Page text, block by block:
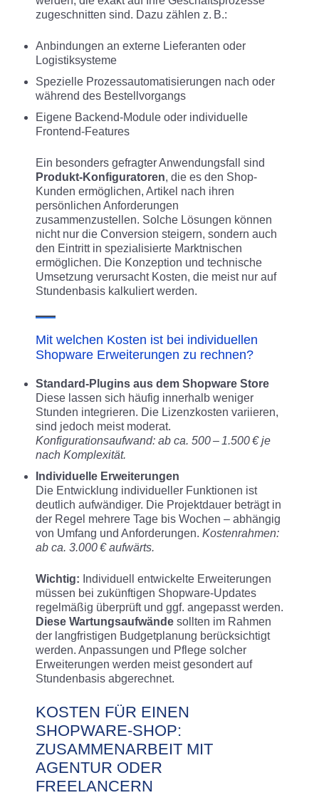
zugeschnitten sind. Dazu zählen z. B.:
Anbindungen an externe Lieferanten oder
Logistiksysteme
Spezielle Prozessautomatisierungen nach oder
während des Bestellvorgangs
Eigene Backend-Module oder individuelle
Frontend-Features
Ein besonders gefragter Anwendungsfall sind
Produkt-Konfiguratoren, die es den Shop-
Kunden ermöglichen, Artikel nach ihren
persönlichen Anforderungen
zusammenzustellen. Solche Lösungen können
nicht nur die Conversion steigern, sondern auch
den Eintritt in spezialisierte Marktnischen
ermöglichen. Die Konzeption und technische
Umsetzung verursacht Kosten, die meist nur auf
Stundenbasis kalkuliert werden.
Mit welchen Kosten ist bei individuellen
Shopware Erweiterungen zu rechnen?
Standard-Plugins aus dem Shopware Store
Diese lassen sich häufig innerhalb weniger
Stunden integrieren. Die Lizenzkosten variieren,
sind jedoch meist moderat.
Konfigurationsaufwand: ab ca. 500 – 1.500 € je
nach Komplexität.
Individuelle Erweiterungen
Die Entwicklung individueller Funktionen ist
deutlich aufwändiger. Die Projektdauer beträgt in
der Regel mehrere Tage bis Wochen – abhängig
von Umfang und Anforderungen. Kostenrahmen:
ab ca. 3.000 € aufwärts.
Wichtig: Individuell entwickelte Erweiterungen
müssen bei zukünftigen Shopware-Updates
regelmäßig überprüft und ggf. angepasst werden.
Diese Wartungsaufwände sollten im Rahmen
der langfristigen Budgetplanung berücksichtigt
werden. Anpassungen und Pflege solcher
Erweiterungen werden meist gesondert auf
Stundenbasis abgerechnet.
KOSTEN FÜR EINEN
SHOPWARE-SHOP:
ZUSAMMENARBEIT MIT
AGENTUR ODER
FREELANCERN